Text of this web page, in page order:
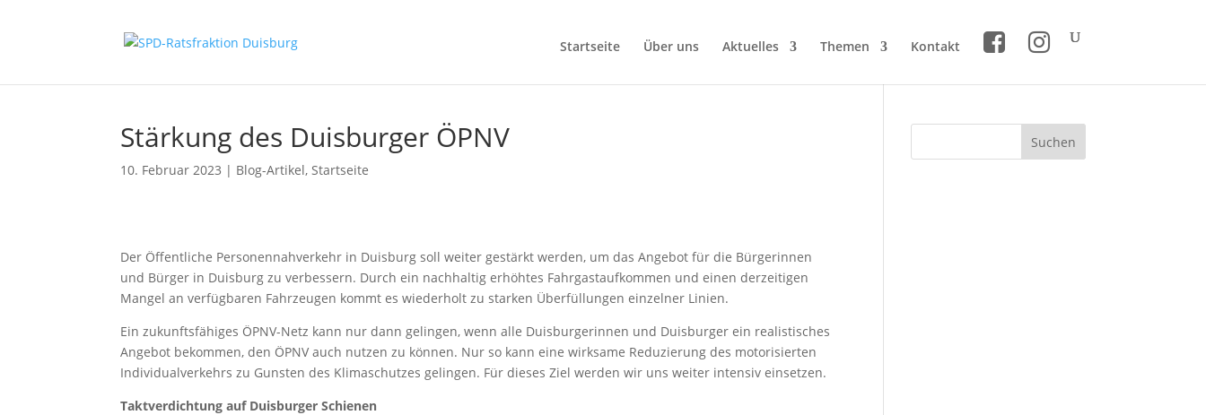
Startseite Über uns Aktuelles Themen Kontakt
Stärkung des Duisburger ÖPNV
10. Februar 2023 | Blog-Artikel,Startseite
Der Öffentliche Personennahverkehr in Duisburg soll weiter gestärkt werden, um das Angebot für die Bürgerinnen
und Bürger in Duisburg zu verbessern. Durch ein nachhaltig erhöhtes Fahrgastaufkommen und einen derzeitigen
Mangel an verfügbaren Fahrzeugen kommt es wiederholt zu starken Überfüllungen einzelner Linien.
Ein zukunftsfähiges ÖPNV-Netz kann nur dann gelingen, wenn alle Duisburgerinnen und Duisburger ein realistisches
Angebot bekommen, den ÖPNV auch nutzen zu können. Nur so kann eine wirksame Reduzierung des motorisierten
Individualverkehrs zu Gunsten des Klimaschutzes gelingen. Für dieses Ziel werden wir uns weiter intensiv einsetzen.
Taktverdichtung auf Duisburger Schienen